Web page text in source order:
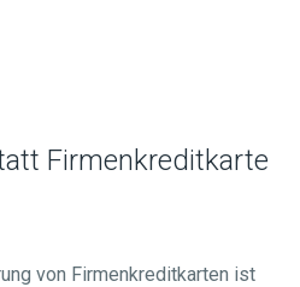
Firmenkreditkarte
von Firmenkreditkarten ist